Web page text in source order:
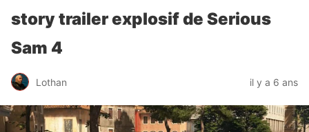
story trailer explosif de Serious
Sam 4
Lothan il y a 6 ans